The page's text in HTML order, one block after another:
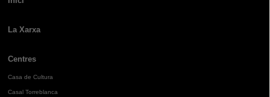
La Xarxa
Centres
Casa de Cultura
Casal Torreblanca